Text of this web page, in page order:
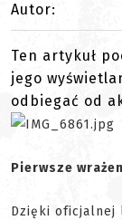
Autor:
Ten artykuł
jego
odbiegać od
Pierwsze
Dzięki oficjalnej